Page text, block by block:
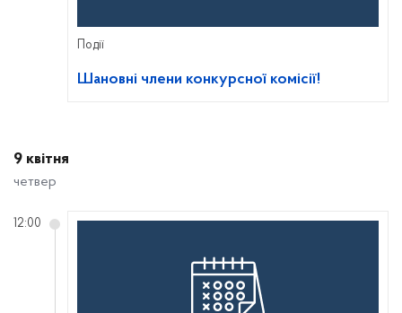
Події
Шановні члени конкурсної комісії!
9 квітня
четвер
12:00